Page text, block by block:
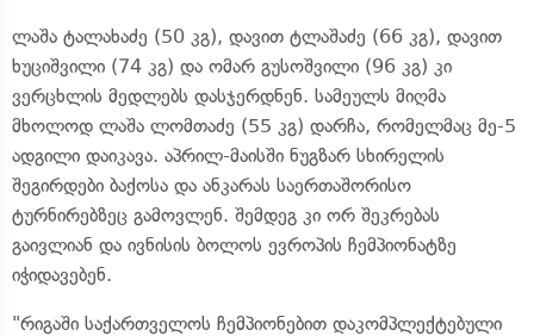
ლაშა ტალახაძე (50 კგ), დავით ტლაშაძე (66 კგ), დავით
ხუციშვილი (74 კგ) და ომარ გუსოშვილი (96 კგ) კი
ვერცხლის მედლებს დასჯერდნენ. სამეულს მიღმა
მხოლოდ ლაშა ლომთაძე (55 კგ) დარჩა, რომელმაც მე-5
ადგილი დაიკავა. აპრილ-მაისში ნუგზარ სხირელის
შეგირდები ბაქოსა და ანკარას საერთაშორისო
ტურნირებზეც გამოვლენ. შემდეგ კი ორ შეკრებას
გაივლიან და ივნისის ბოლოს ევროპის ჩემპიონატზე
იჭიდავებენ.
"რიგაში საქართველოს ჩემპიონებით დაკომპლექტებული